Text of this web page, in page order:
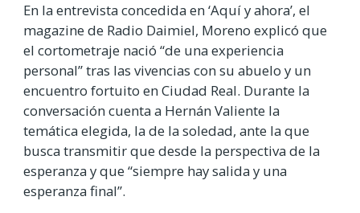
En la entrevista concedida en ‘Aquí y ahora’, el
magazine de Radio Daimiel, Moreno explicó que
el cortometraje nació “de una experiencia
personal” tras las vivencias con su abuelo y un
encuentro fortuito en Ciudad Real. Durante la
conversación cuenta a Hernán Valiente la
temática elegida, la de la soledad, ante la que
busca transmitir que desde la perspectiva de la
esperanza y que “siempre hay salida y una
esperanza final”.